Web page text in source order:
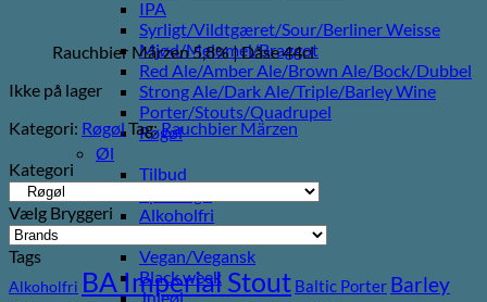
IPA
Syrligt/Vildtgæret/Sour/Berliner Weisse
Mjød/Melomel/Braggot
Red Ale/Amber Ale/Brown Ale/Bock/Dubbel
Strong Ale/Dark Ale/Triple/Barley Wine
Porter/Stouts/Quadrupel
Røgøl
Øl
Tilbud
Alkoholfri
Vegan/Vegansk
Black week
Juleøl
Rauchbier Märzen 5,8% | Dåse 44cl
Ikke på lager
Kategori: RøgølTag:Rauchbier Märzen
Kategori
Vælg Bryggeri
Tags
Alkoholfri BA Imperial Stout Baltic Porter Barley